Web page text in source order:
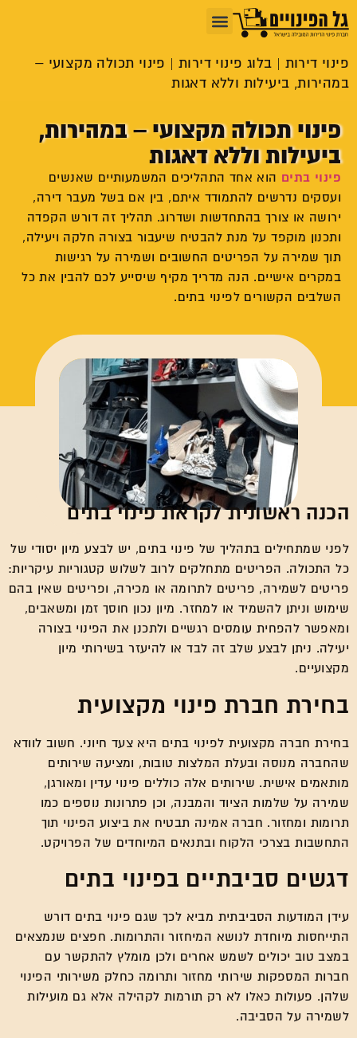
פינוי דירות | בלוג פינוי דירות | פינוי תכולה מקצועי –
במהירות, ביעילות וללא דאגות
פינוי תכולה מקצועי – במהירות,
ביעילות וללא דאגות
פינוי בתים הוא אחד התהליכים המשמעותיים שאנשים
ועסקים נדרשים להתמודד איתם, בין אם בשל מעבר דירה,
ירושה או צורך בהתחדשות ושדרוג. תהליך זה דורש הקפדה
ותכנון מוקפד על מנת להבטיח שיעבור בצורה חלקה ויעילה,
תוך שמירה על הפריטים החשובים ושמירה על רגישות
במקרים אישיים. הנה מדריך מקיף שיסייע לכם להבין את כל
השלבים הקשורים לפינוי בתים.
הכנה ראשונית לקראת פינוי בתים
לפני שמתחילים בתהליך של פינוי בתים, יש לבצע מיון יסודי של
כל התכולה. הפריטים מתחלקים לרוב לשלוש קטגוריות עיקריות:
פריטים לשמירה, פריטים לתרומה או מכירה, ופריטים שאין בהם
שימוש וניתן להשמיד או למחזר. מיון נכון חוסך זמן ומשאבים,
ומאפשר להפחית עומסים רגשיים ולתכנן את הפינוי בצורה
יעילה. ניתן לבצע שלב זה לבד או להיעזר בשירותי מיון
מקצועיים.
בחירת חברת פינוי מקצועית
בחירת חברה מקצועית לפינוי בתים היא צעד חיוני. חשוב לוודא
שהחברה מנוסה ובעלת המלצות טובות, ומציעה שירותים
מותאמים אישית. שירותים אלה כוללים פינוי עדין ומאורגן,
שמירה על שלמות הציוד והמבנה, וכן פתרונות נוספים כמו
תרומות ומחזור. חברה אמינה תבטיח את ביצוע הפינוי תוך
התחשבות בצרכי הלקוח ובתנאים המיוחדים של הפרויקט.
דגשים סביבתיים בפינוי בתים
עידן המודעות הסביבתית מביא לכך שגם פינוי בתים דורש
התייחסות מיוחדת לנושא המיחזור והתרומות. חפצים שנמצאים
במצב טוב יכולים לשמש אחרים ולכן מומלץ להתקשר עם
חברות המספקות שירותי מחזור ותרומה כחלק משירותי הפינוי
שלהן. פעולות כאלו לא רק תורמות לקהילה אלא גם מועילות
לשמירה על הסביבה.